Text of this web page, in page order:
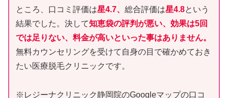
ところ、口コミ評価は星4.7、 総合評価は星4.8という
結果でした。決して知恵袋の評判が悪い、効果は5回
では足りない、料金が高いといった事はありません。
無料カウンセリングを受けて自身の目で確かめておき
たい医療脱毛クリニックです。
※レジーナクリニック静岡院のGoogleマップの口コ